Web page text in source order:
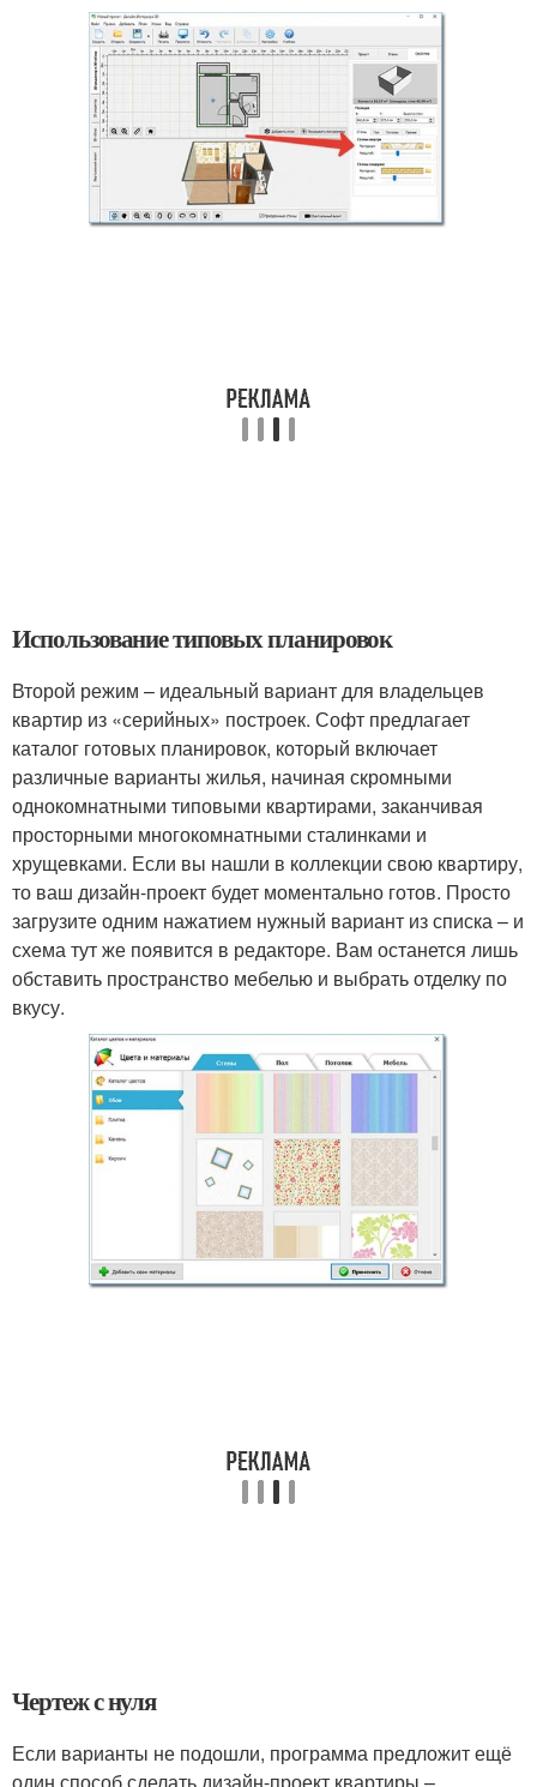
Использование типовых планировок
Второй режим – идеальный вариант для владельцев
квартир из «серийных» построек. Софт предлагает
каталог готовых планировок, который включает
различные варианты жилья, начиная скромными
однокомнатными типовыми квартирами, заканчивая
просторными многокомнатными сталинками и
хрущевками. Если вы нашли в коллекции свою квартиру,
то ваш дизайн-проект будет моментально готов. Просто
загрузите одним нажатием нужный вариант из списка – и
схема тут же появится в редакторе. Вам останется лишь
обставить пространство мебелью и выбрать отделку по
вкусу.
Чертеж с нуля
Если варианты не подошли, программа предложит ещё
один способ сделать дизайн-проект квартиры –